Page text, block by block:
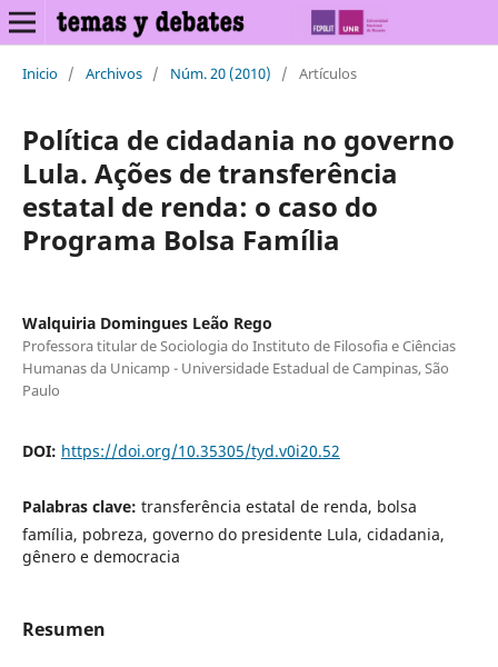
Inicio / Archivos / Núm. 20 (2010) / Artículos
Política de cidadania no governo
Lula. Ações de transferência
estatal de renda: o caso do
Programa Bolsa Família
Walquiria Domingues Leão Rego
Professora titular de Sociologia do Instituto de Filosofia e Ciências
Humanas da Unicamp - Universidade Estadual de Campinas, São
Paulo
DOI: https://doi.org/10.35305/tyd.v0i20.52
Palabras clave: transferência estatal de renda, bolsa
família, pobreza, governo do presidente Lula, cidadania,
gênero e democracia
Resumen